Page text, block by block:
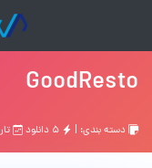
GoodResto
دسته بندی: |